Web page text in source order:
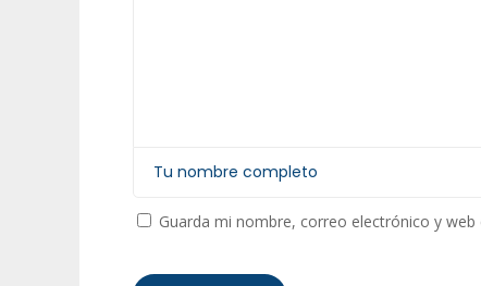
Guarda mi nombre, correo electrónico y